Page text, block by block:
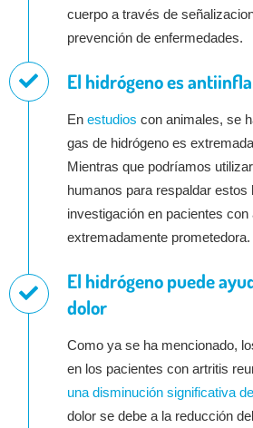
cuerpo a través de
prevención de enfermedades.
El hidrógeno es
En estudios con animales, se
gas de hidrógeno es
Mientras que podríamos
humanos para respaldar estos
investigación en pacientes
extremadamente prometedora.
El hidrógeno puede
dolor
Como ya se ha mencionado,
en los pacientes con artritis
una disminución significativa
dolor se debe a la reducción